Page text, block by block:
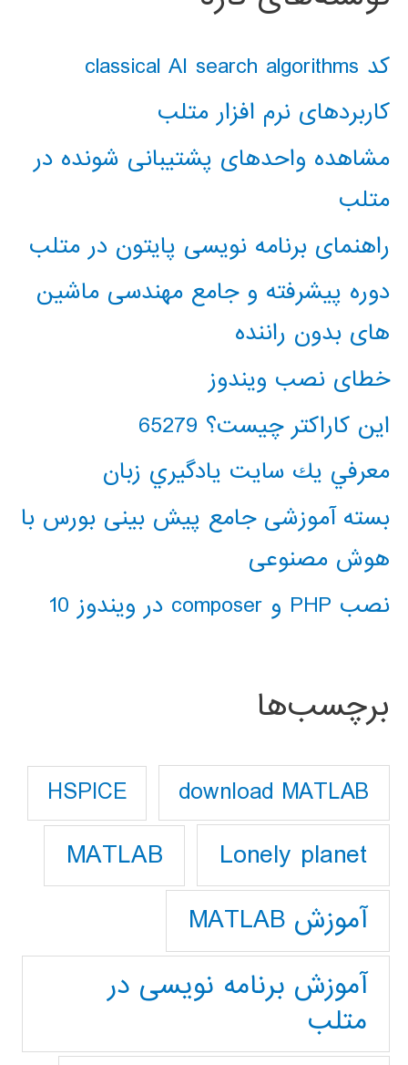
کد classical AI search algorithms
کاربردهای نرم افزار متلب
مشاهده واحدهای پشتیبانی شونده در
متلب
راهنمای برنامه نویسی پایتون در متلب
دوره پیشرفته و جامع مهندسی ماشین
های بدون راننده
خطای نصب ویندوز
این کاراکتر چیست؟ 65279
معرفي يك سايت يادگيري زبان
بسته آموزشی جامع پیش بینی بورس با
هوش مصنوعی
نصب PHP و composer در ویندوز 10
برچسب‌ها
download MATLAB
HSPICE
Lonely planet
MATLAB
آموزش MATLAB
آموزش برنامه نویسی در
متلب